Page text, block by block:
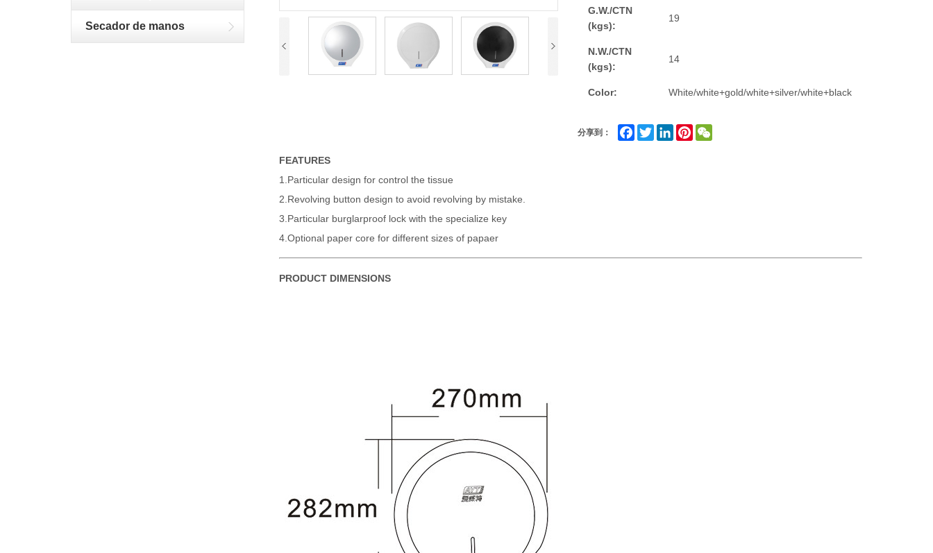
Secador de manos
G.W./CTN
(kgs):
19
N.W./CTN
(kgs):
14
Color: White/white+gold/white+silver/white+black
分享到： Facebook
Twitter LinkedInPinterest
FEATURES
1.Particular design for control the tissue
2.Revolving button design to avoid revolving by mistake.
3.Particular burglarproof lock with the specialize key
4.Optional paper core for different sizes of papaer
PRODUCT DIMENSIONS